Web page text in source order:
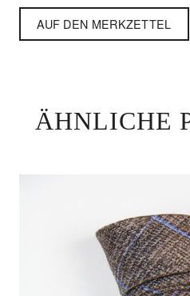
AUF DEN MERKZETTEL
ÄHNLICHE